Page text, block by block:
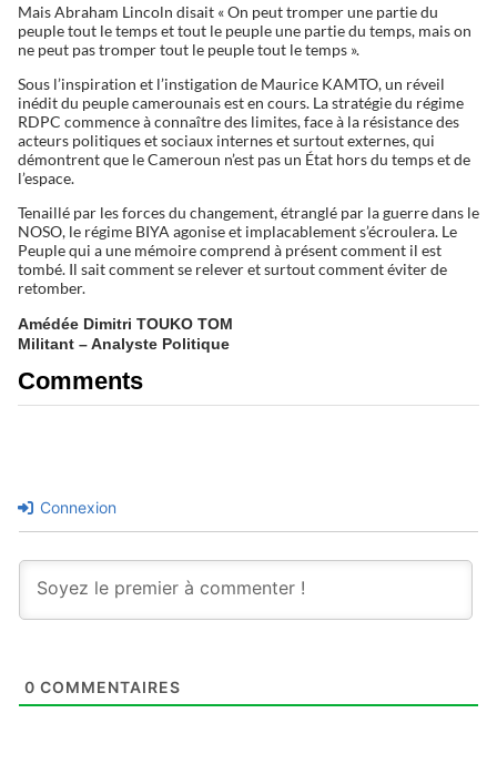
Mais Abraham Lincoln disait « On peut tromper une partie du
peuple tout le temps et tout le peuple une partie du temps, mais on
ne peut pas tromper tout le peuple tout le temps ».
Sous l’inspiration et l’instigation de Maurice KAMTO, un réveil
inédit du peuple camerounais est en cours. La stratégie du régime
RDPC commence à connaître des limites, face à la résistance des
acteurs politiques et sociaux internes et surtout externes, qui
démontrent que le Cameroun n’est pas un État hors du temps et de
l’espace.
Tenaillé par les forces du changement, étranglé par la guerre dans le
NOSO, le régime BIYA agonise et implacablement s’écroulera. Le
Peuple qui a une mémoire comprend à présent comment il est
tombé. Il sait comment se relever et surtout comment éviter de
retomber.
Amédée Dimitri TOUKO TOM
Militant – Analyste Politique
Comments
Connexion
0 COMMENTAIRES